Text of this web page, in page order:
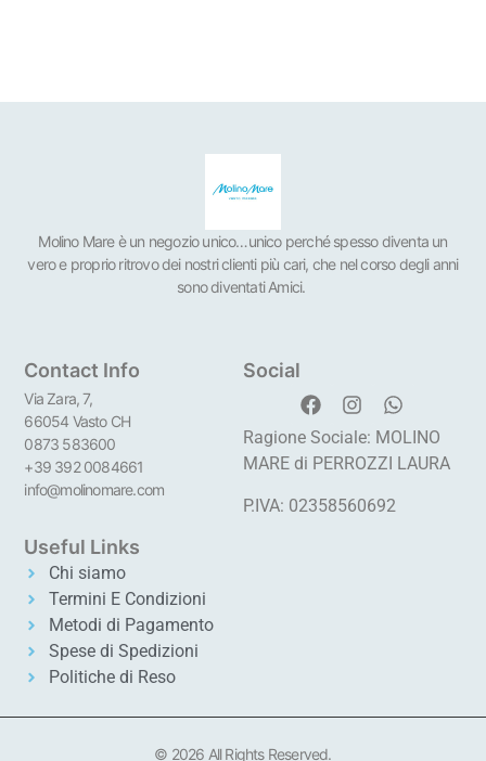
Molino Mare è un negozio unico…unico perché spesso diventa un
vero e proprio ritrovo dei nostri clienti più cari, che nel corso degli anni
sono diventati Amici.
Contact Info
Via Zara, 7,
66054 Vasto CH
0873 583600
+39 392 0084661
info@molinomare.com
Social
Ragione Sociale: MOLINO
MARE di PERROZZI LAURA
P.IVA: 02358560692
Useful Links
Chi siamo
Termini E Condizioni
Metodi di Pagamento
Spese di Spedizioni
Politiche di Reso
© 2026 All Rights Reserved.